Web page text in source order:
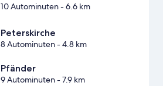
10 Autominuten- 6.6 km
Peterskirche
8 Autominuten- 4.8 km
Pfänder
9 Autominuten- 7.9 km